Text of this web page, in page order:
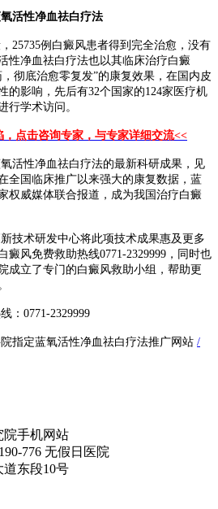
活性净血祛白疗法
25735例白癜风患者得到完全治愈，没有
性净血祛白疗法也以其临床治疗白癜
彻底治愈零复发”的康复效果，在国内皮
的影响，先后有32个国家的124家医疗机
行学术访问。
，点击咨询专家，与专家详细交流<<
活性净血祛白疗法的最新科研成果，见
全国临床推广以来强大的康复数据，蓝
权威媒体联合报道，成为我国治疗白癜
技术研发中心将此项技术成果惠及更多
癜风免费救助热线0771-2329999，同时也
成立了专门的白癜风救助小组，帮助更
：0771-2329999
指定蓝氧活性净血祛白疗法推广网站 /
院手机网站
776 无假日医院
东段10号